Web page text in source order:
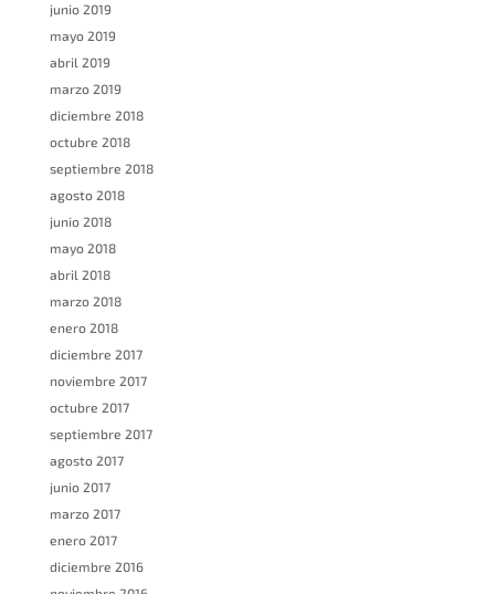
junio 2019
mayo 2019
abril 2019
marzo 2019
diciembre 2018
octubre 2018
septiembre 2018
agosto 2018
junio 2018
mayo 2018
abril 2018
marzo 2018
enero 2018
diciembre 2017
noviembre 2017
octubre 2017
septiembre 2017
agosto 2017
junio 2017
marzo 2017
enero 2017
diciembre 2016